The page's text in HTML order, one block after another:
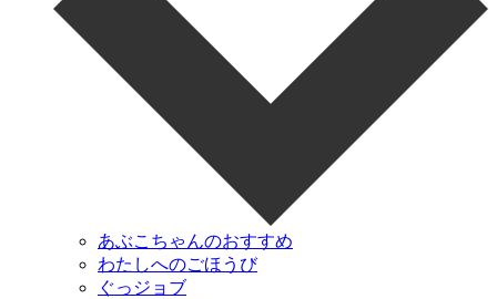
あぶこちゃんのおすすめ
わたしへのごほうび
ぐっジョブ